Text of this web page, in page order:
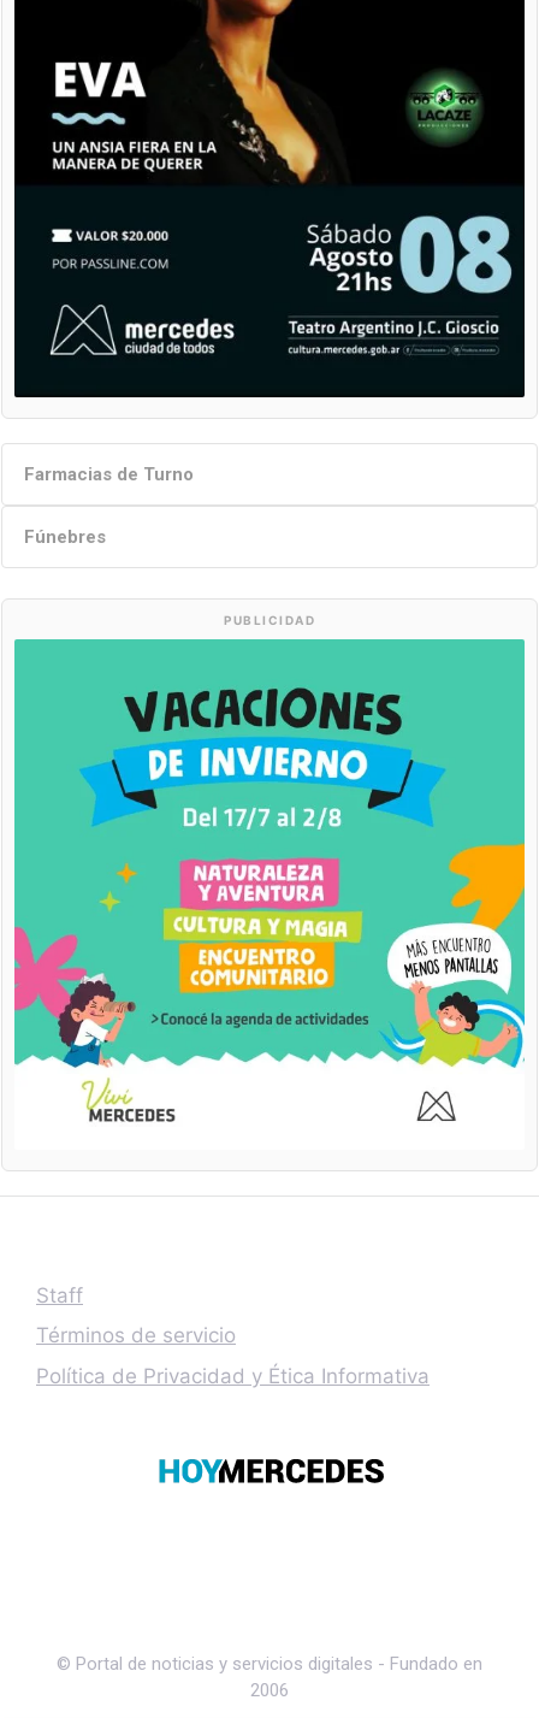
Farmacias de Turno
Fúnebres
PUBLICIDAD
Staff
Términos de servicio
Política de Privacidad y Ética Informativa
© Portal de noticias y servicios digitales - Fundado en
2006